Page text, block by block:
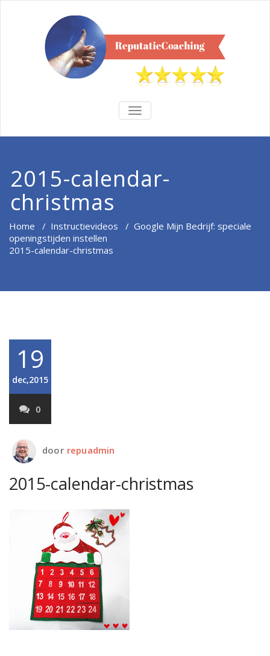
TOGGLE
2015-calendar-
christmas
Home / Instructievideos / Google Mijn Bedrijf: speciale
openingstijden instellen
2015-calendar-christmas
19
dec,2015
0
door repuadmin
2015-calendar-christmas